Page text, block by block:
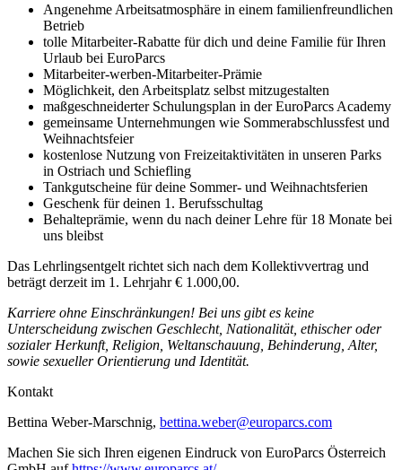
Angenehme Arbeitsatmosphäre in einem familienfreundlichen
Betrieb
tolle Mitarbeiter-Rabatte für dich und deine Familie für Ihren
Urlaub bei EuroParcs
Mitarbeiter-werben-Mitarbeiter-Prämie
Möglichkeit, den Arbeitsplatz selbst mitzugestalten
maßgeschneiderter Schulungsplan in der EuroParcs Academy
gemeinsame Unternehmungen wie Sommerabschlussfest und
Weihnachtsfeier
kostenlose Nutzung von Freizeitaktivitäten in unseren Parks
in Ostriach und Schiefling
Tankgutscheine für deine Sommer- und Weihnachtsferien
Geschenk für deinen 1. Berufsschultag
Behalteprämie, wenn du nach deiner Lehre für 18 Monate bei
uns bleibst
Das Lehrlingsentgelt richtet sich nach dem Kollektivvertrag und
beträgt derzeit im 1. Lehrjahr € 1.000,00.
Karriere ohne Einschränkungen! Bei uns gibt es keine
Unterscheidung zwischen Geschlecht, Nationalität, ethischer oder
sozialer Herkunft, Religion, Weltanschauung, Behinderung, Alter,
sowie sexueller Orientierung und Identität.
Kontakt
Bettina Weber-Marschnig, bettina.weber@europarcs.com
Machen Sie sich Ihren eigenen Eindruck von EuroParcs Österreich